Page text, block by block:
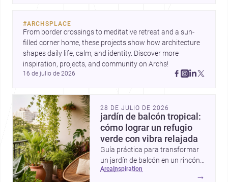
#ARCHSPLACE
From border crossings to meditative retreat and a sun-
filled corner home, these projects show how architecture
shapes daily life, calm, and identity. Discover more
inspiration, projects, and community on Archs!
16 de julio de 2026
28 DE JULIO DE 2026
jardín de balcón tropical:
cómo lograr un refugio
verde con vibra relajada
Guía práctica para transformar
un jardín de balcón en un rincón
tropical con plantas
area inspiration
→